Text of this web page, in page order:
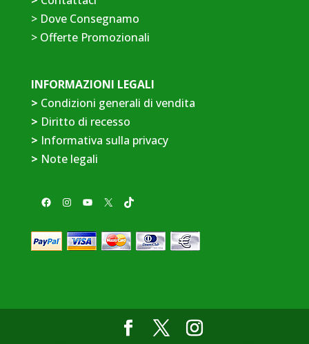
> Dove Consegnamo
>Offerte Promozionali
INFORMAZIONI LEGALI
> Condizioni generali di vendita
> Diritto di recesso
> Informativa sulla privacy
> Note legali
Facebook
Instagram
YouTube
X TikTok